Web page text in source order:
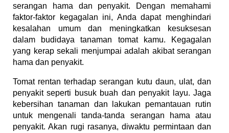
serangan hama dan penyakit. Dengan memahami
faktor-faktor kegagalan ini, Anda dapat menghindari
kesalahan umum dan meningkatkan kesuksesan
dalam budidaya tanaman tomat kamu. Kegagalan
yang kerap sekali menjumpai adalah akibat serangan
hama dan penyakit.
Tomat rentan terhadap serangan kutu daun, ulat, dan
penyakit seperti busuk buah dan penyakit layu. Jaga
kebersihan tanaman dan lakukan pemantauan rutin
untuk mengenali tanda-tanda serangan hama atau
penyakit. Akan rugi rasanya, diwaktu permintaan dan